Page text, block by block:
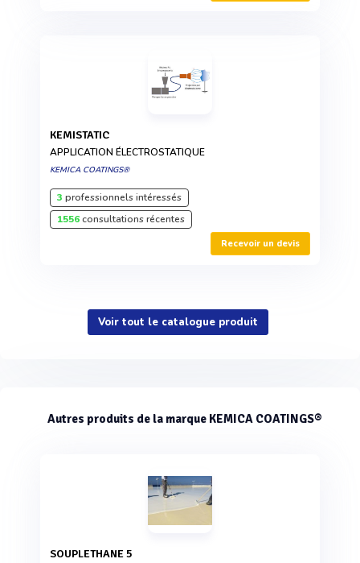
KEMISTATIC
APPLICATION ÉLECTROSTATIQUE
KEMICA COATINGS®
3 professionnels intéressés
1556consultations récentes
Recevoir un devis
Voir tout le catalogue produit
Autres produits de la marque KEMICA COATINGS®
SOUPLETHANE 5